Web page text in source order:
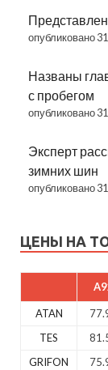
опубликовано
Названы
с пробегом
опубликовано
Эксперт
зимних шин
опубликовано
ЦЕНЫ НА
ATAN
TES
GRIFON